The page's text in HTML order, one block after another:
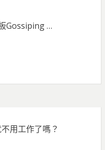
Gossiping …
用工作了嗎？